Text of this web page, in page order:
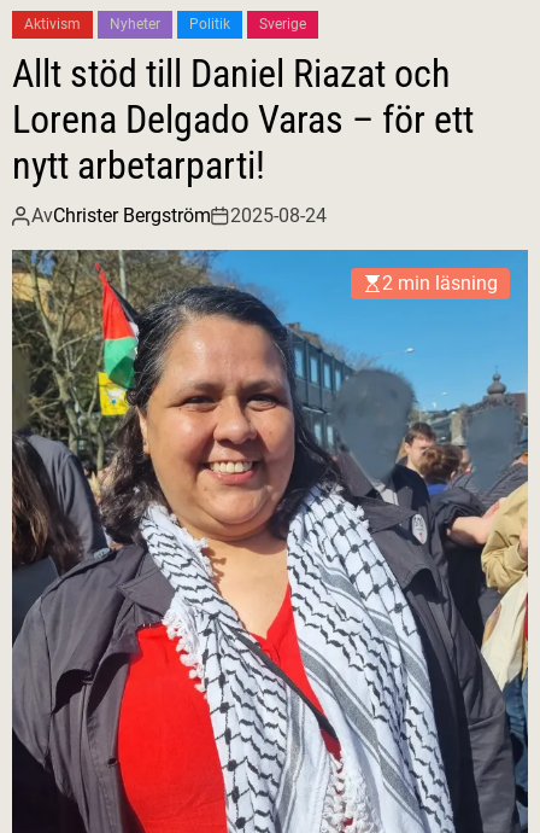
Aktivism Nyheter Politik Sverige
Allt stöd till Daniel Riazat och
Lorena Delgado Varas – för ett
nytt arbetarparti!
AvChrister Bergström 2025-08-24
2 min läsning